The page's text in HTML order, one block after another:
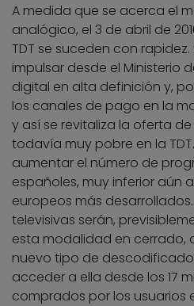
A medida que se acerca el
analógico, el 3 de abril de
TDT se suceden con
impulsar desde el Ministerio
digital en alta definición y,
los canales de pago en la
y así se revitaliza la oferta
todavía muy pobre en la
aumentar el número de
españoles, muy inferior aún
europeos más
televisivas serán,
esta modalidad en cerrado,
nuevo tipo de
acceder a ella desde los 17
comprados por los usuarios